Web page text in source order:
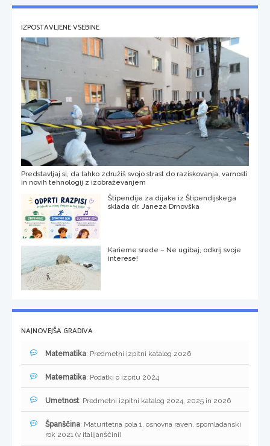
IZPOSTAVLJENE VSEBINE
Predstavljaj si, da lahko združiš svojo strast do raziskovanja, varnosti
in novih tehnologij z izobraževanjem
Štipendije za dijake iz Štipendijskega
sklada dr. Janeza Drnovška
Karierne srede – Ne ugibaj, odkrij svoje
interese!
NAJNOVEJŠA GRADIVA
Matematika: Predmetni izpitni katalog 2026
Matematika: Podatki o izpitu 2024
Umetnost: Predmetni izpitni katalog 2024, 2025 in 2026
Španščina: Maturitetna pola 1, osnovna raven, spomladanski
rok 2021 (v italijanščini)